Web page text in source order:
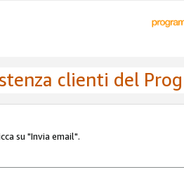
clienti del
su "Invia email".